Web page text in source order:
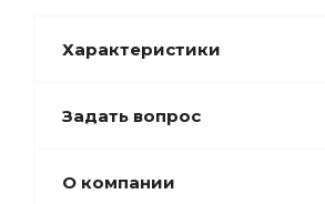
Характеристики
Задать вопрос
О компании